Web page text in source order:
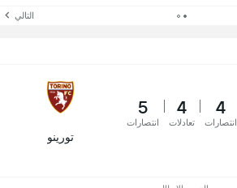
التالي
4
انتصارات
4
تعادلات
5
انتصارات
تورينو